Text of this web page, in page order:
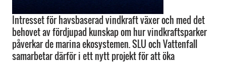
Intresset för havsbaserad vindkraft växer och med det
behovet av fördjupad kunskap om hur vindkraftsparker
påverkar de marina ekosystemen. SLU och Vattenfall
samarbetar därför i ett nytt projekt för att öka